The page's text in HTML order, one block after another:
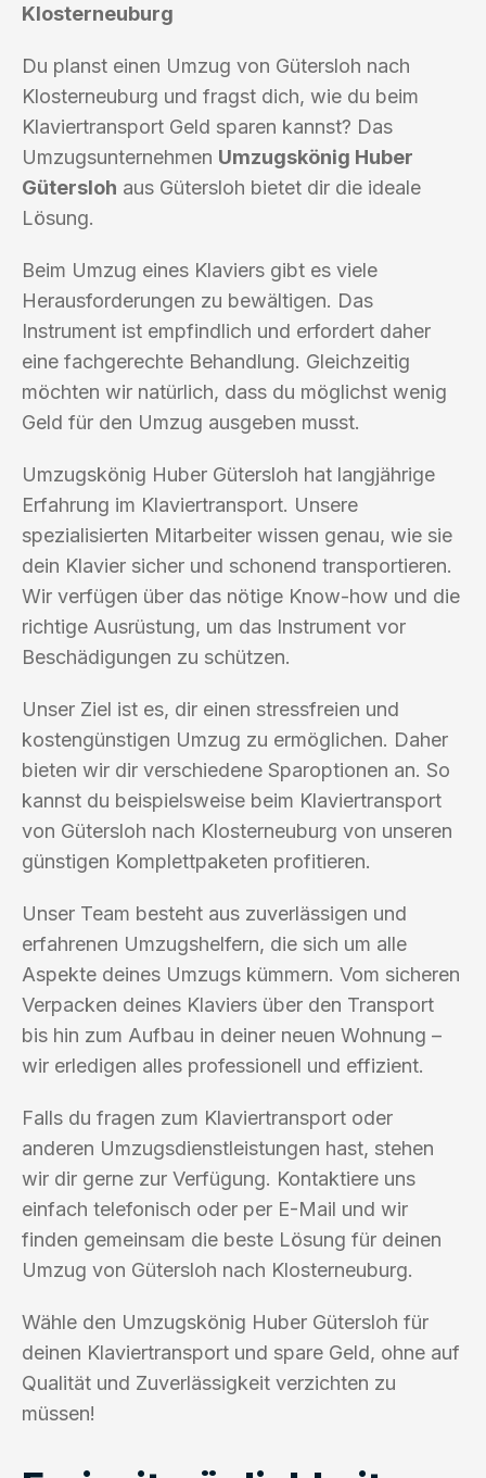
Klosterneuburg
Du planst einen Umzug von Gütersloh nach
Klosterneuburg und fragst dich, wie du beim
Klaviertransport Geld sparen kannst? Das
Umzugsunternehmen Umzugskönig Huber
Gütersloh aus Gütersloh bietet dir die ideale
Lösung.
Beim Umzug eines Klaviers gibt es viele
Herausforderungen zu bewältigen. Das
Instrument ist empfindlich und erfordert daher
eine fachgerechte Behandlung. Gleichzeitig
möchten wir natürlich, dass du möglichst wenig
Geld für den Umzug ausgeben musst.
Umzugskönig Huber Gütersloh hat langjährige
Erfahrung im Klaviertransport. Unsere
spezialisierten Mitarbeiter wissen genau, wie sie
dein Klavier sicher und schonend transportieren.
Wir verfügen über das nötige Know-how und die
richtige Ausrüstung, um das Instrument vor
Beschädigungen zu schützen.
Unser Ziel ist es, dir einen stressfreien und
kostengünstigen Umzug zu ermöglichen. Daher
bieten wir dir verschiedene Sparoptionen an. So
kannst du beispielsweise beim Klaviertransport
von Gütersloh nach Klosterneuburg von unseren
günstigen Komplettpaketen profitieren.
Unser Team besteht aus zuverlässigen und
erfahrenen Umzugshelfern, die sich um alle
Aspekte deines Umzugs kümmern. Vom sicheren
Verpacken deines Klaviers über den Transport
bis hin zum Aufbau in deiner neuen Wohnung –
wir erledigen alles professionell und effizient.
Falls du fragen zum Klaviertransport oder
anderen Umzugsdienstleistungen hast, stehen
wir dir gerne zur Verfügung. Kontaktiere uns
einfach telefonisch oder per E-Mail und wir
finden gemeinsam die beste Lösung für deinen
Umzug von Gütersloh nach Klosterneuburg.
Wähle den Umzugskönig Huber Gütersloh für
deinen Klaviertransport und spare Geld, ohne auf
Qualität und Zuverlässigkeit verzichten zu
müssen!